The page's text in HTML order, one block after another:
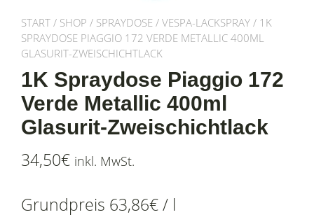
START / SHOP / SPRAYDOSE / VESPA-LACKSPRAY / 1K
SPRAYDOSE PIAGGIO 172 VERDE METALLIC 400ML
GLASURIT-ZWEISCHICHTLACK
1K Spraydose Piaggio 172
Verde Metallic 400ml
Glasurit-Zweischichtlack
34,50€ inkl. MwSt.
Grundpreis 63,86€/ l